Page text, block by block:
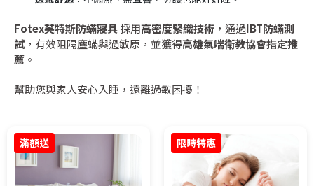
Fotex芙特斯防蟎寢具 採用高密度緊織技術 ，通過IBT防蟎測
試，有效阻隔塵蟎與過敏原，並獲得高雄氣喘衛教協會指定推
薦 。
幫助您與家人安心入睡，遠離過敏困擾！
滿額送 限時特惠